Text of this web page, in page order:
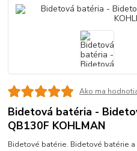
Ako ma
Bidetová batéria -
QB130F KOHLMAN
Bidetové batérie. Bidetové batérie a